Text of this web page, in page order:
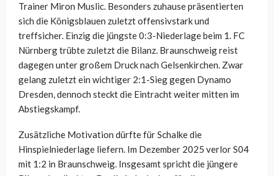
Trainer Miron Muslic. Besonders zuhause präsentierten
sich die Königsblauen zuletzt offensivstark und
treffsicher. Einzig die jüngste 0:3-Niederlage beim 1. FC
Nürnberg trübte zuletzt die Bilanz. Braunschweig reist
dagegen unter großem Druck nach Gelsenkirchen. Zwar
gelang zuletzt ein wichtiger 2:1-Sieg gegen Dynamo
Dresden, dennoch steckt die Eintracht weiter mitten im
Abstiegskampf.
Zusätzliche Motivation dürfte für Schalke die
Hinspielniederlage liefern. Im Dezember 2025 verlor S04
mit 1:2 in Braunschweig. Insgesamt spricht die jüngere